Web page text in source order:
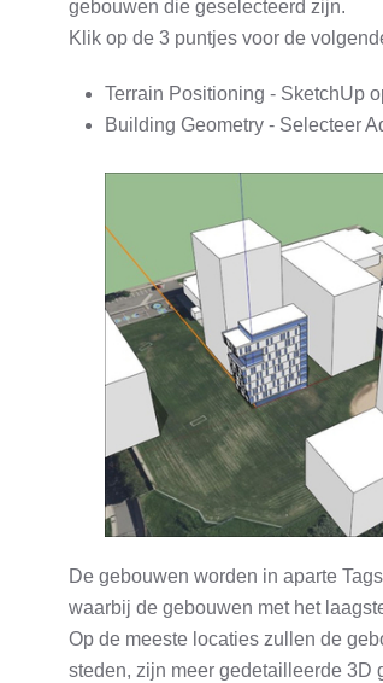
gebouwen die geselecteerd zijn.
Klik op de 3 puntjes voor de
Terrain Positioning - SketchUp
Building Geometry - Selecteer
De gebouwen worden in aparte
waarbij de gebouwen met het
Op de meeste locaties zullen de
steden, zijn meer gedetailleerde 3D